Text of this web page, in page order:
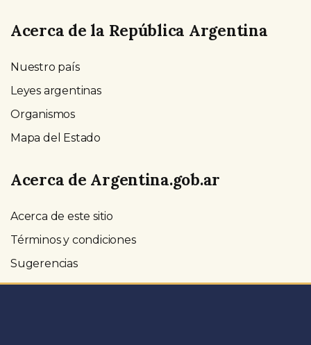
Acerca de la República Argentina
Nuestro país
Leyes argentinas
Organismos
Mapa del Estado
Acerca de Argentina.gob.ar
Acerca de este sitio
Términos y condiciones
Sugerencias